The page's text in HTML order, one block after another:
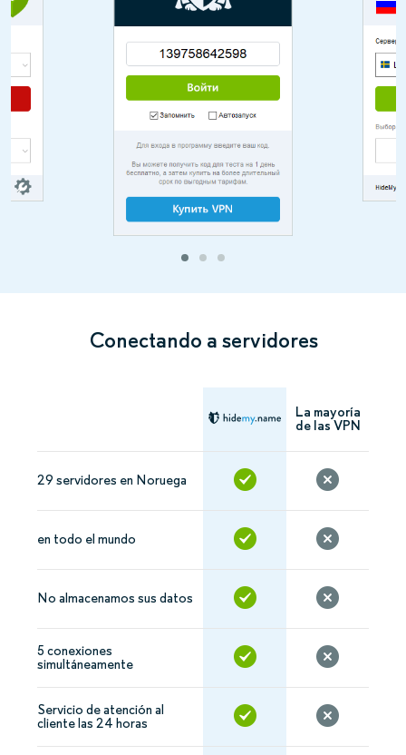
Conectando a servidores
La mayoría
de las VPN
29 servidores en Noruega
en todo el mundo
No almacenamos sus datos
5 conexiones
simultáneamente
Servicio de atención al
cliente las 24 horas